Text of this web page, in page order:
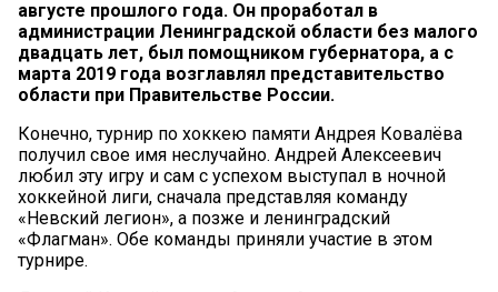
августе прошлого года. Он проработал в
администрации Ленинградской области без малого
двадцать лет, был помощником губернатора, а с
марта 2019 года возглавлял представительство
области при Правительстве России.
Конечно, турнир по хоккею памяти Андрея Ковалёва
получил свое имя неслучайно. Андрей Алексеевич
любил эту игру и сам с успехом выступал в ночной
хоккейной лиги, сначала представляя команду
«Невский легион», а позже и ленинградский
«Флагман». Обе команды приняли участие в этом
турнире.